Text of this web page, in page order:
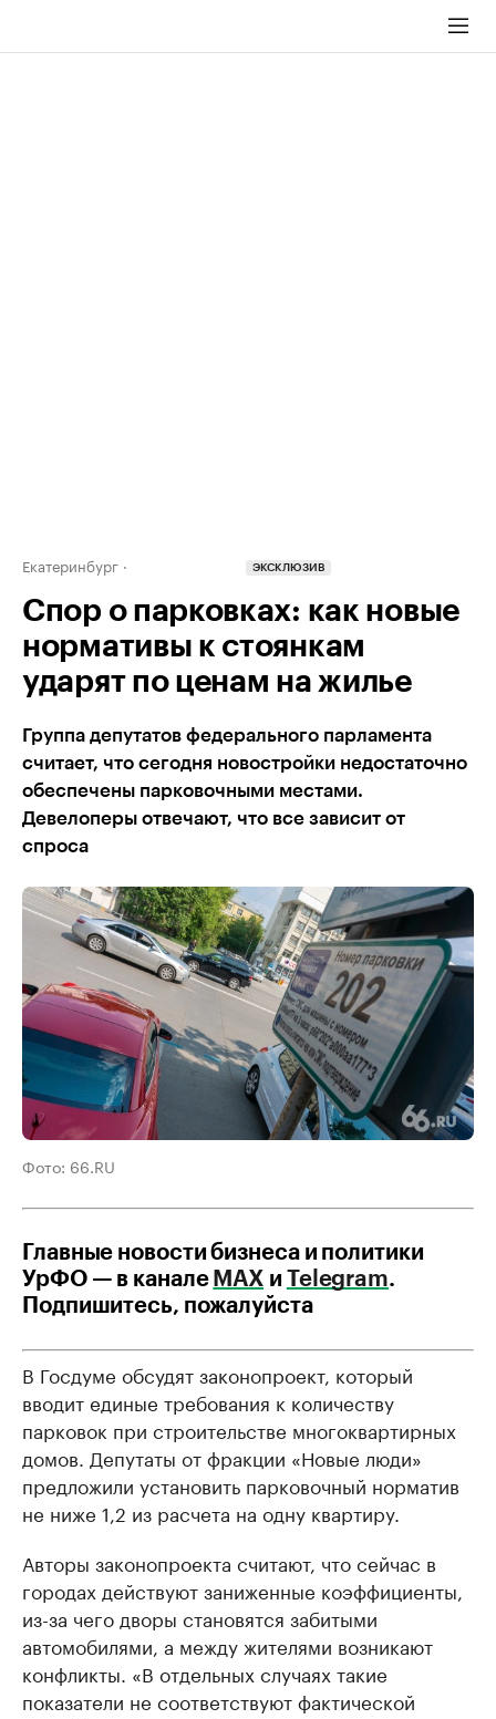
Екатеринбург ЭКСКЛЮЗИВ
Спор о парковках: как новые
нормативы к стоянкам
ударят по ценам на жилье
Группа депутатов федерального парламента
считает, что сегодня новостройки недостаточно
обеспечены парковочными местами.
Девелоперы отвечают, что все зависит от
спроса
Фото: 66.RU
Главные новости бизнеса и политики
УрФО — в канале МАХ и Telegram.
Подпишитесь, пожалуйста
В Госдуме обсудят законопроект, который
вводит единые требования к количеству
парковок при строительстве многоквартирных
домов. Депутаты от фракции «Новые люди»
предложили установить парковочный норматив
не ниже 1,2 из расчета на одну квартиру.
Авторы законопроекта считают, что сейчас в
городах действуют заниженные коэффициенты,
из-за чего дворы становятся забитыми
автомобилями, а между жителями возникают
конфликты. «В отдельных случаях такие
показатели не соответствуют фактической